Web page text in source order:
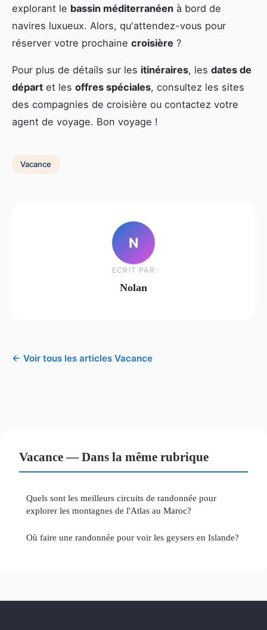
explorant le bassin méditerranéen à bord de
navires luxueux. Alors, qu'attendez-vous pour
réserver votre prochaine croisière ?
Pour plus de détails sur les itinéraires, les dates de
départ et les offres spéciales, consultez les sites
des compagnies de croisière ou contactez votre
agent de voyage. Bon voyage !
Vacance
N
ECRIT PAR
Nolan
← Voir tous les articles Vacance
Vacance — Dans la même rubrique
Quels sont les meilleurs circuits de randonnée pour
explorer les montagnes de l'Atlas au Maroc?
Où faire une randonnée pour voir les geysers en Islande?